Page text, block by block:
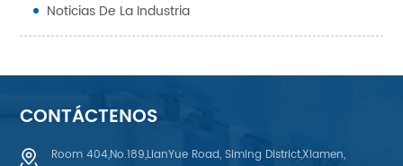
Noticias De La Industria
CONTÁCTENOS
Room 404,No.189,LianYue Road, Siming District,Xiamen,